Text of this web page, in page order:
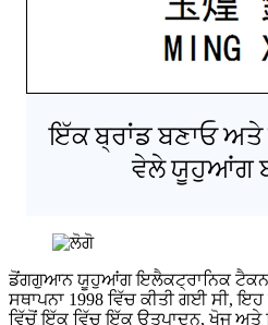
ਇੱਕ ਬ੍ਰਾਂਡ ਬਣਾਓ ਅਤੇ
ਵੇਲੇ ਯੂਹੁਆਂਗ
ਡੋਂਗਗੁਆਨ ਯੂਹੁਆਂਗ ਇਲੈਕਟ੍ਰਾਨਿਕ
ਸਥਾਪਨਾ 1998 ਵਿੱਚ ਕੀਤੀ ਗਈ ਸੀ,
ਵਿੱਚੋਂ ਇੱਕ ਵਿੱਚ ਇੱਕ ਉਤਪਾਦਨ, ਖੋਜ ਅਤੇ